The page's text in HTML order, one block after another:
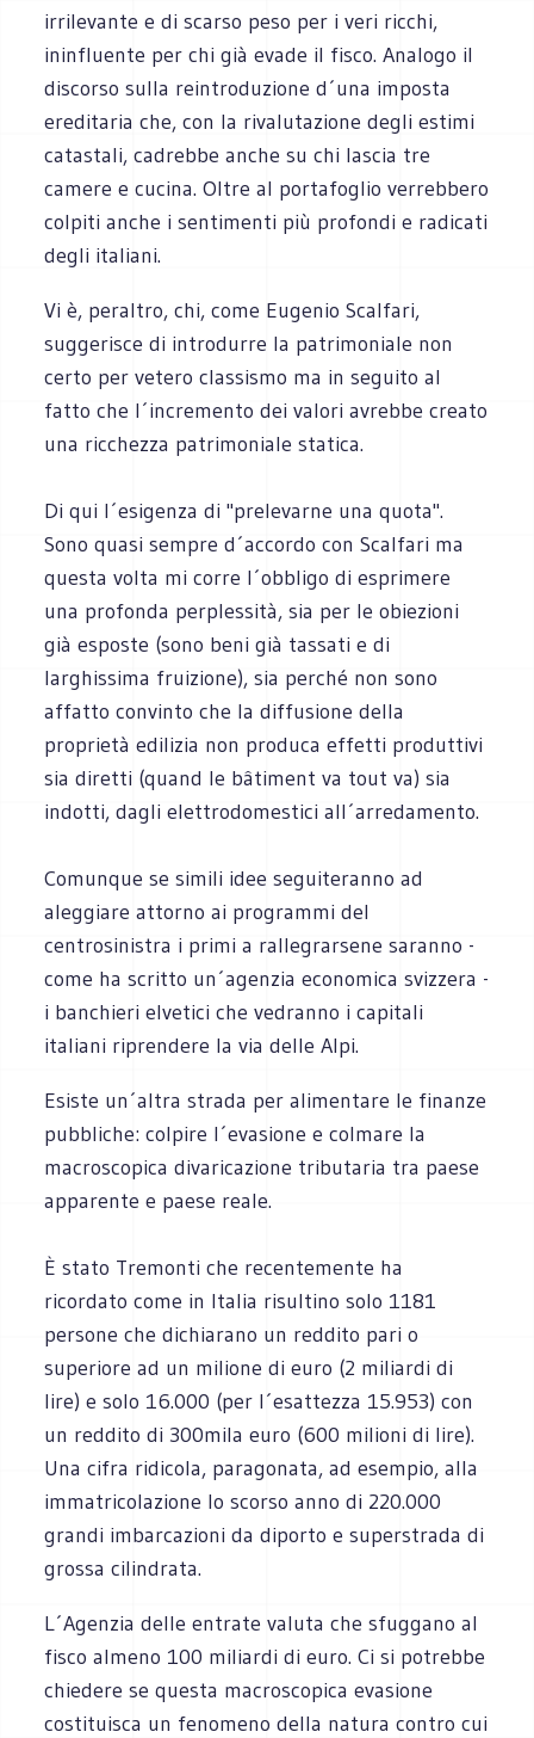
irrilevante e di scarso peso per i veri ricchi,
ininfluente per chi già evade il fisco. Analogo il
discorso sulla reintroduzione d´una imposta
ereditaria che, con la rivalutazione degli estimi
catastali, cadrebbe anche su chi lascia tre
camere e cucina. Oltre al portafoglio verrebbero
colpiti anche i sentimenti più profondi e radicati
degli italiani.
Vi è, peraltro, chi, come Eugenio Scalfari,
suggerisce di introdurre la patrimoniale non
certo per vetero classismo ma in seguito al
fatto che l´incremento dei valori avrebbe creato
una ricchezza patrimoniale statica.
Di qui l´esigenza di "prelevarne una quota".
Sono quasi sempre d´accordo con Scalfari ma
questa volta mi corre l´obbligo di esprimere
una profonda perplessità, sia per le obiezioni
già esposte (sono beni già tassati e di
larghissima fruizione), sia perché non sono
affatto convinto che la diffusione della
proprietà edilizia non produca effetti produttivi
sia diretti (quand le bâtiment va tout va) sia
indotti, dagli elettrodomestici all´arredamento.
Comunque se simili idee seguiteranno ad
aleggiare attorno ai programmi del
centrosinistra i primi a rallegrarsene saranno -
come ha scritto un´agenzia economica svizzera -
i banchieri elvetici che vedranno i capitali
italiani riprendere la via delle Alpi.
Esiste un´altra strada per alimentare le finanze
pubbliche: colpire l´evasione e colmare la
macroscopica divaricazione tributaria tra paese
apparente e paese reale.
È stato Tremonti che recentemente ha
ricordato come in Italia risultino solo 1181
persone che dichiarano un reddito pari o
superiore ad un milione di euro (2 miliardi di
lire) e solo 16.000 (per l´esattezza 15.953) con
un reddito di 300mila euro (600 milioni di lire).
Una cifra ridicola, paragonata, ad esempio, alla
immatricolazione lo scorso anno di 220.000
grandi imbarcazioni da diporto e superstrada di
grossa cilindrata.
L´Agenzia delle entrate valuta che sfuggano al
fisco almeno 100 miliardi di euro. Ci si potrebbe
chiedere se questa macroscopica evasione
costituisca un fenomeno della natura contro cui